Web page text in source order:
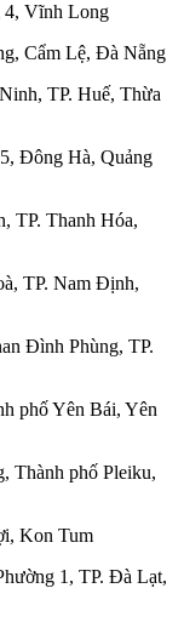
4, Vĩnh Long
Cẩm Lệ, Đà Nẵng
TP. Huế, Thừa
Đông Hà, Quảng
TP. Thanh Hóa,
TP. Nam Định,
Đình Phùng, TP.
phố Yên Bái, Yên
Thành phố Pleiku,
Kon Tum
1, TP. Đà Lạt,